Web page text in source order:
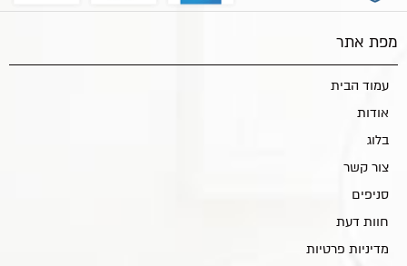
מפת אתר
עמוד הבית
אודות
בלוג
צור קשר
סניפים
חוות דעת
מדיניות פרטיות